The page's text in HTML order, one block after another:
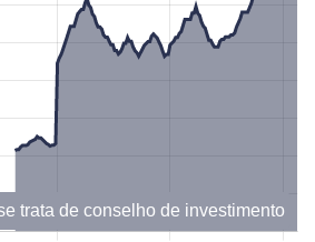
trata de conselho de investimento